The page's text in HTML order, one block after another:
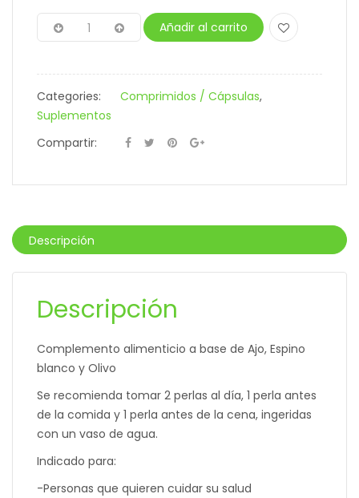
Añadir al carrito
Categories: Comprimidos / Cápsulas,
Suplementos
Compartir:
Descripción
Descripción
Complemento alimenticio a base de Ajo, Espino
blanco y Olivo
Se recomienda tomar 2 perlas al día, 1 perla antes
de la comida y 1 perla antes de la cena, ingeridas
con un vaso de agua.
Indicado para:
-Personas que quieren cuidar su salud